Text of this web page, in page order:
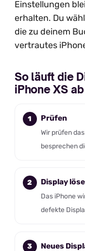
Einstellungen
erhalten. Du
die zu deinem
vertrautes
So läuft die
iPhone XS ab
Prüfen
Wir prüfen
besprechen
Display
Das iPhone
defekte
Neues